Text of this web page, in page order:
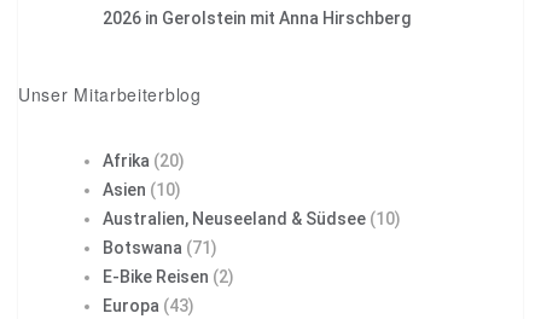
2026 in Gerolstein mit Anna Hirschberg
Unser Mitarbeiterblog
Afrika (20)
Asien (10)
Australien, Neuseeland & Südsee (10)
Botswana (71)
E-Bike Reisen (2)
Europa (43)